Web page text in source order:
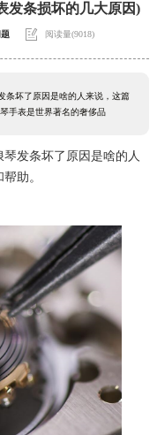
发条损坏的几大原因)
 阅读量(9018)
条坏了原因是啥的人来说，这篇
手表是世界著名的奢侈品
发条坏了原因是啥的人
助。